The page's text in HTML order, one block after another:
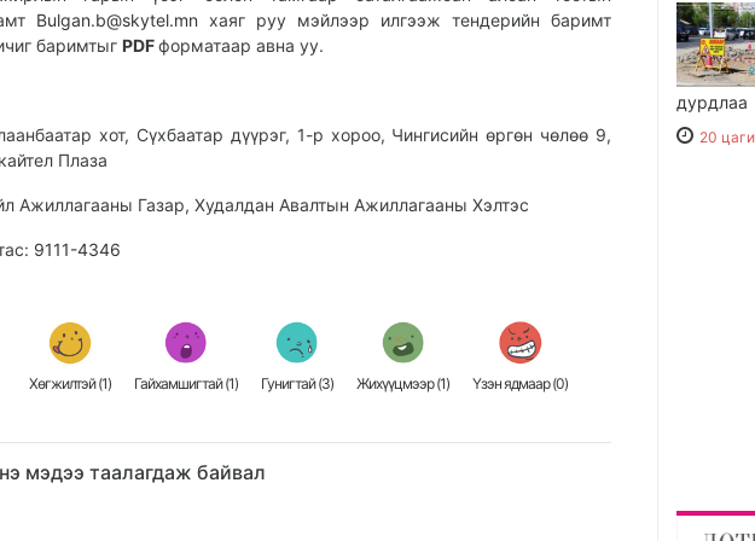
Bulgan.b@skytel.mn хаяг руу мэйлээр илгээж тендерийн баримт
баримтыг PDFформатаар авна уу.
хот, Сүхбаатар дүүрэг, 1-р хороо, Чингисийн өргөн чөлөө 9,
Плаза
Ажиллагааны Газар, Худалдан Авалтын Ажиллагааны Хэлтэс
9111-4346
Хөгжилтэй (1) Гайхамшигтай (1) Гунигтай (3) Жихүүцмээр (1) Үзэн ядмаар (0)
мэдээ таалагдаж байвал
дурдлаа
20